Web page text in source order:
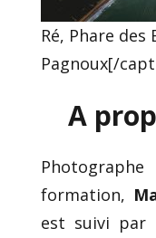
Ré, Phare des
Pagnoux[/
A
formation,
est suivi par